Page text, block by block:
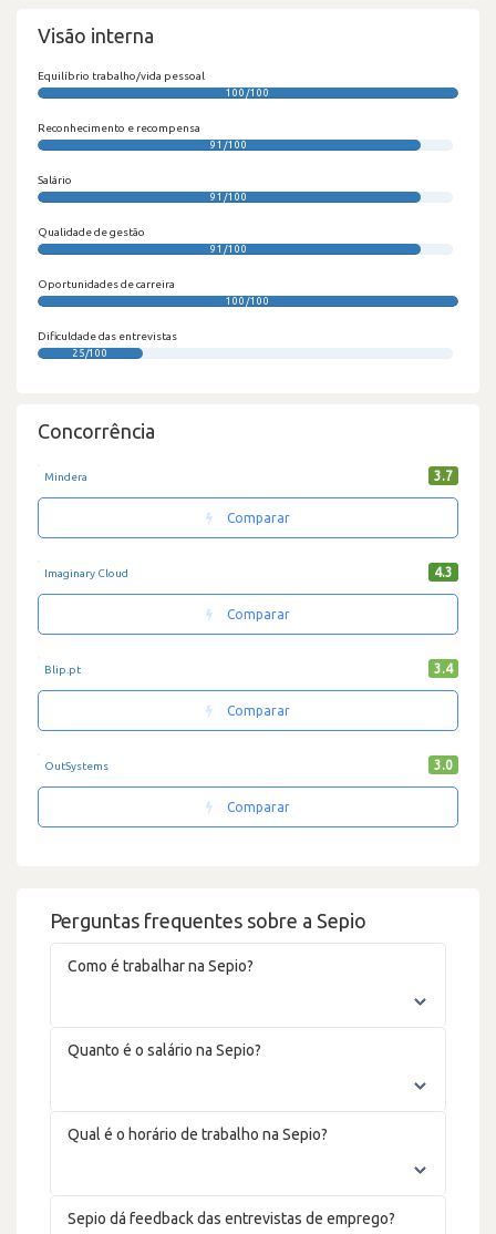
Perguntas frequentes sobre a Sepio
Como é trabalhar na Sepio?
Quanto é o salário na Sepio?
Qual é o horário de trabalho na Sepio?
Sepio dá feedback das entrevistas de emprego?
Visão interna
Equilíbrio trabalho/vida pessoal
100/100
Reconhecimento e recompensa
91/100
Salário
91/100
Qualidade de gestão
91/100
Oportunidades de carreira
100/100
Dificuldade das entrevistas
25/100
Concorrência
Mindera 3.7
Comparar
Imaginary Cloud 4.3
Comparar
Blip.pt 3.4
Comparar
OutSystems 3.0
Comparar